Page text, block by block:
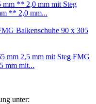
** 2,0 mm...
Balkenschuhe 90 x 305
FMG
mm mit...
unter: